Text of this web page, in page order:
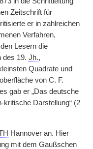
Zeitschrift für
er in zahlreichen
Verfahren,
Lesern die
des 19. Jh.,
Quadrate und
von C. F.
gab er „Das deutsche
Darstellung“ (2
Hannover an. Hier
mit dem Gaußschen